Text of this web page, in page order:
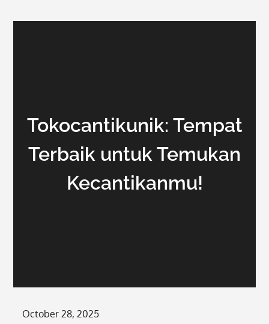
Tokocantikunik: Tempat
Terbaik untuk Temukan
Kecantikanmu!
Posted
October 28, 2025